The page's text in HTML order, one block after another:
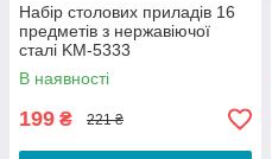
Набір столових приладів 16
предметів з нержавіючої
сталі KM-5333
В наявності
199 ₴ 221 ₴